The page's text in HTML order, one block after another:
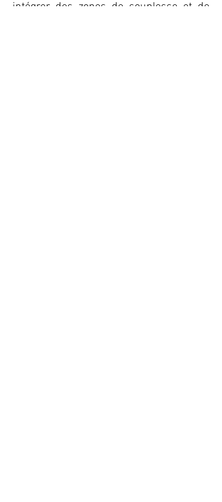
intégrer des zones de souplesse et de